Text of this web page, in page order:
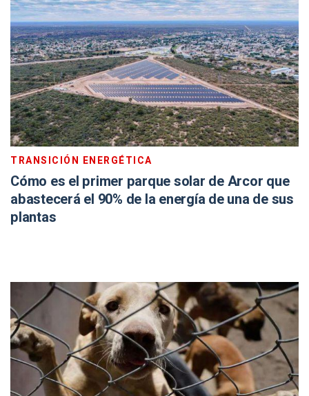
TRANSICIÓN ENERGÉTICA
Cómo es el primer parque solar de Arcor que
abastecerá el 90% de la energía de una de sus
plantas